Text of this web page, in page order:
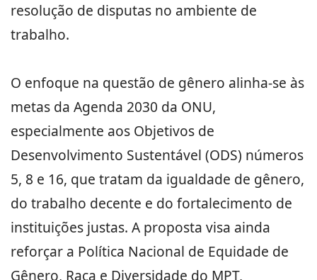
resolução de disputas no ambiente de
trabalho.
O enfoque na questão de gênero alinha-se às
metas da Agenda 2030 da ONU,
especialmente aos Objetivos de
Desenvolvimento Sustentável (ODS) números
5, 8 e 16, que tratam da igualdade de gênero,
do trabalho decente e do fortalecimento de
instituições justas. A proposta visa ainda
reforçar a Política Nacional de Equidade de
Gênero, Raça e Diversidade do MPT,